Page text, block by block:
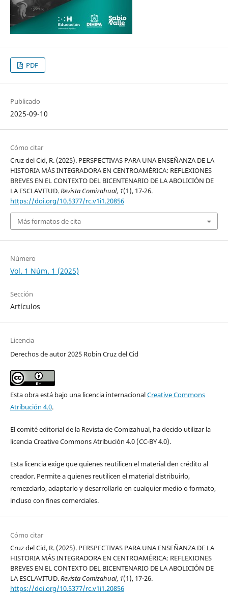
PDF
Publicado
2025-09-10
Cómo citar
Cruz del Cid, R. (2025). PERSPECTIVAS PARA UNA ENSEÑANZA DE LA
HISTORIA MÁS INTEGRADORA EN CENTROAMÉRICA: REFLEXIONES
BREVES EN EL CONTEXTO DEL BICENTENARIO DE LA ABOLICIÓN DE
LA ESCLAVITUD.Revista Comizahual, 1(1), 17-26.
https://doi.org/10.5377/rc.v1i1.20856
Más formatos de cita
Número
Vol. 1 Núm. 1 (2025)
Sección
Artículos
Licencia
Derechos de autor 2025 Robin Cruz del Cid
Esta obra está bajo una licencia internacionalCreative Commons
Atribución 4.0.
El comité editorial de la Revista de Comizahual, ha decido utilizar la
licencia Creative Commons Atribución 4.0 (CC-BY 4.0).
Esta licencia exige que quienes reutilicen el material den crédito al
creador. Permite a quienes reutilicen el material distribuirlo,
remezclarlo, adaptarlo y desarrollarlo en cualquier medio o formato,
incluso con fines comerciales.
Cómo citar
Cruz del Cid, R. (2025). PERSPECTIVAS PARA UNA ENSEÑANZA DE LA
HISTORIA MÁS INTEGRADORA EN CENTROAMÉRICA: REFLEXIONES
BREVES EN EL CONTEXTO DEL BICENTENARIO DE LA ABOLICIÓN DE
LA ESCLAVITUD.Revista Comizahual, 1(1), 17-26.
https://doi.org/10.5377/rc.v1i1.20856